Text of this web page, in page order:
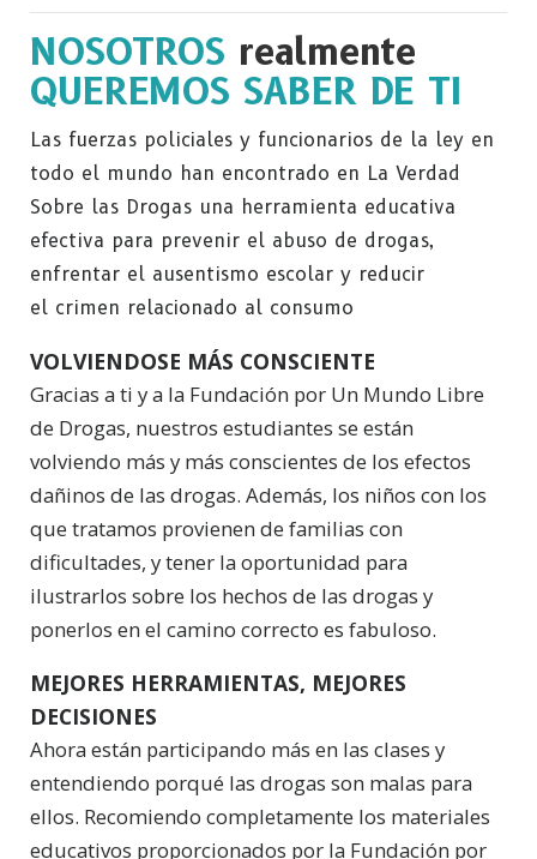
NOSOTROS realmente
QUEREMOS SABER DE TI
Las fuerzas policiales y funcionarios de la ley en
todo el mundo han encontrado en La Verdad
Sobre las Drogas una herramienta educativa
efectiva para prevenir el abuso de drogas,
enfrentar el ausentismo escolar y reducir
el crimen relacionado al consumo
VOLVIENDOSE MÁS CONSCIENTE
Gracias a ti y a la Fundación por Un Mundo Libre
de Drogas, nuestros estudiantes se están
volviendo más y más conscientes de los efectos
dañinos de las drogas. Además, los niños con los
que tratamos provienen de familias con
dificultades, y tener la oportunidad para
ilustrarlos sobre los hechos de las drogas y
ponerlos en el camino correcto es fabuloso.
MEJORES HERRAMIENTAS, MEJORES
DECISIONES
Ahora están participando más en las clases y
entendiendo porqué las drogas son malas para
ellos. Recomiendo completamente los materiales
educativos proporcionados por la Fundación por